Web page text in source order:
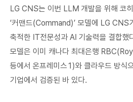
LG CNS는 이번 LLM 개발을 위해 코
‘커맨드(Command)’ 모델에 LG CNS
축적한 IT전문성과 AI 기술력을 결합했
모델은 이미 캐나다 최대은행
등에서 온프레미스1)와 클라우드 방식
기업에서 검증된 바 있다.